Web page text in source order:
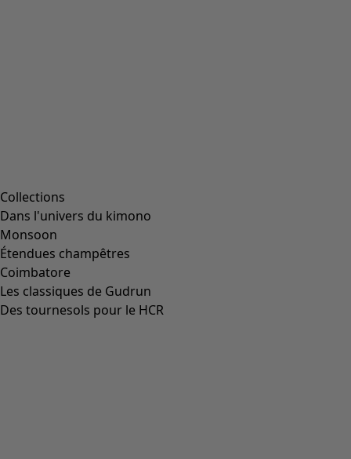
Collections
Dans l'univers du kimono
Monsoon
Étendues champêtres
Coimbatore
Les classiques de Gudrun
Des tournesols pour le HCR